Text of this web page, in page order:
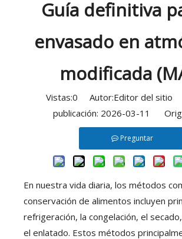
Guía definitiva
envasado en
modificada
Vistas:0 Autor:Editor del sitio
publicación: 2026-03-11
Preguntar
En nuestra vida diaria, los métodos
conservación de alimentos incluyen
refrigeración, la congelación, el
el enlatado. Estos métodos